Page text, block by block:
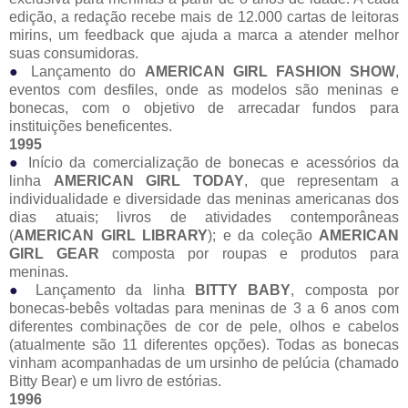
edição, a redação recebe mais de 12.000 cartas de leitoras
mirins, um feedback que ajuda a marca a atender melhor
suas consumidoras.
●
Lançamento do AMERICAN GIRL FASHION SHOW,
eventos com desfiles, onde as modelos são meninas e
bonecas, com o objetivo de arrecadar fundos para
instituições beneficentes.
1995
●
Início da comercialização de bonecas e acessórios da
linha AMERICAN GIRL TODAY, que representam a
individualidade e diversidade das meninas americanas dos
dias atuais; livros de atividades contemporâneas
(AMERICAN GIRL LIBRARY); e da coleção AMERICAN
GIRL GEAR composta por roupas e produtos para
meninas.
●
Lançamento da linha BITTY BABY, composta por
bonecas-bebês voltadas para meninas de 3 a 6 anos com
diferentes combinações de cor de pele, olhos e cabelos
(atualmente são 11 diferentes opções). Todas as bonecas
vinham acompanhadas de um ursinho de pelúcia (chamado
Bitty Bear) e um livro de estórias.
1996